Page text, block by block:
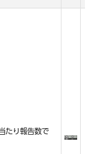
たり報告数で